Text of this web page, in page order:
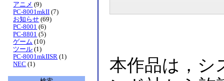
本作品は，シ
アニメ (9)
PC-8001mkII (7)
お知らせ (69)
PC-8001 (6)
PC-8801 (5)
ゲーム (10)
ツール (1)
PC-8001mkIISR (1)
NEC (1)